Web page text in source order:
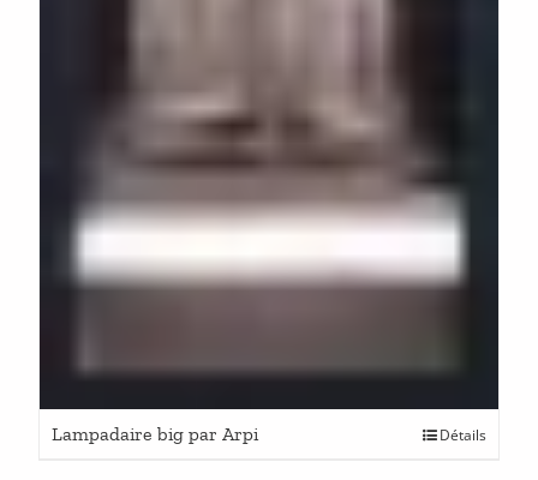
Lampadaire big par Arpi Détails